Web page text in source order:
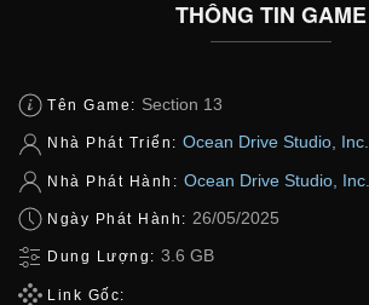
THÔNG TIN GAME
Tên Game: Section 13
Nhà Phát Triển: Ocean Drive Studio, Inc.
Nhà Phát Hành: Ocean Drive Studio, Inc.
Ngày Phát Hành: 26/05/2025
Dung Lượng: 3.6 GB
Link Gốc: